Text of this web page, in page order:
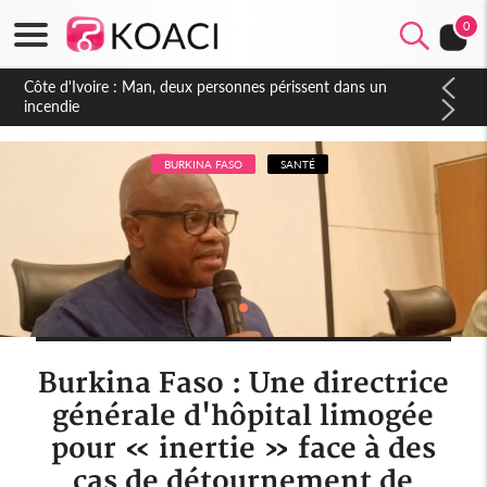
0
Côte d'Ivoire : Séileu, la célébration de la fête nationale
transformée en vaste campagne contre les produits
dépigmentants dangereux
BURKINA FASO SANTÉ
Burkina Faso : Une directrice
générale d'hôpital limogée
pour « inertie » face à des